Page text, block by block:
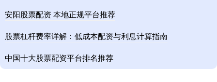
安阳股票配资 本地正规平台推荐
股票杠杆费率详解：低成本配资与利息计算指南
中国十大股票配资平台排名推荐